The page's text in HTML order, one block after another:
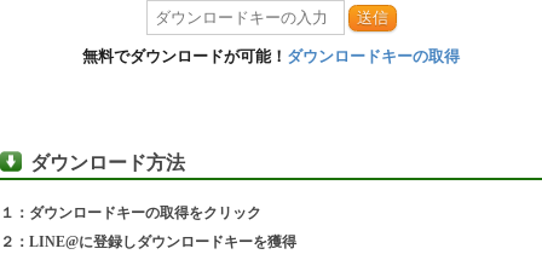
送信
無料でダウンロードが可能！ ダウンロードキーの取得
ダウンロード方法
１：ダウンロードキーの取得をクリック
２：LINE@に登録しダウンロードキーを獲得